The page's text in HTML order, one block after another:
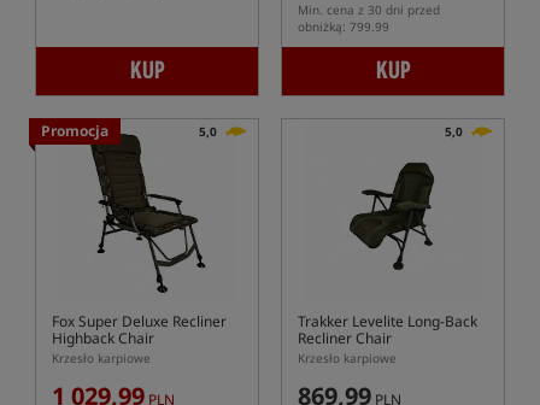
KUP
Min. cena z 30 dni przed
obniżką: 799.99
KUP
Promocja 5,0
Fox Super Deluxe Recliner
Highback Chair
Krzesło karpiowe
1 029,99 PLN
5,0
Trakker Levelite Long-Back
Recliner Chair
Krzesło karpiowe
869,99 PLN